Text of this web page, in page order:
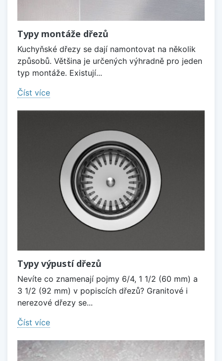
Typy montáže dřezů
Kuchyňské dřezy se dají namontovat na několik
způsobů. Většina je určených výhradně pro jeden
typ montáže. Existují...
Číst více
Typy výpustí dřezů
Nevíte co znamenají pojmy 6/4, 1 1/2 (60 mm) a
3 1/2 (92 mm) v popiscích dřezů? Granitové i
nerezové dřezy se...
Číst více